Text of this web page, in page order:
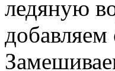
ледяную